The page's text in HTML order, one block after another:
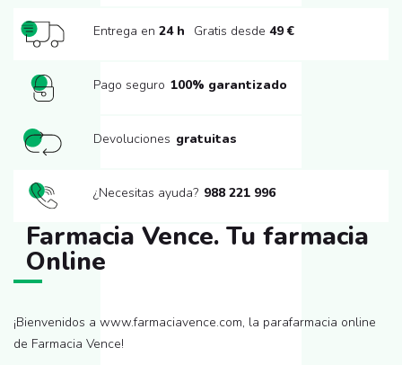
Entrega en 24 h Gratis desde 49 €
Pago seguro 100% garantizado
Devoluciones gratuitas
¿Necesitas ayuda? 988 221 996
Farmacia Vence. Tu farmacia
Online
¡Bienvenidos a www.farmaciavence.com, la parafarmacia online
de Farmacia Vence!